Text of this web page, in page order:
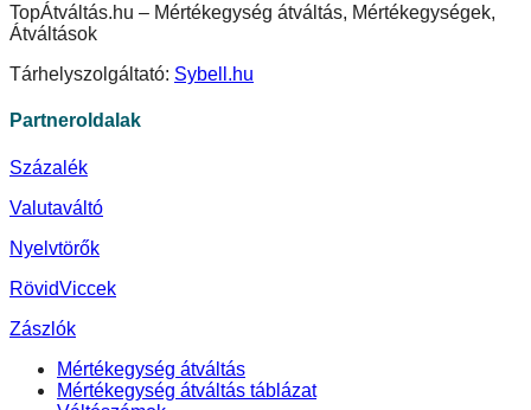
TopÁtváltás.hu – Mértékegység átváltás, Mértékegységek,
Átváltások
Tárhelyszolgáltató: Sybell.hu
Partneroldalak
Százalék
Valutaváltó
Nyelvtörők
RövidViccek
Zászlók
Mértékegység átváltás
Mértékegység átváltás táblázat